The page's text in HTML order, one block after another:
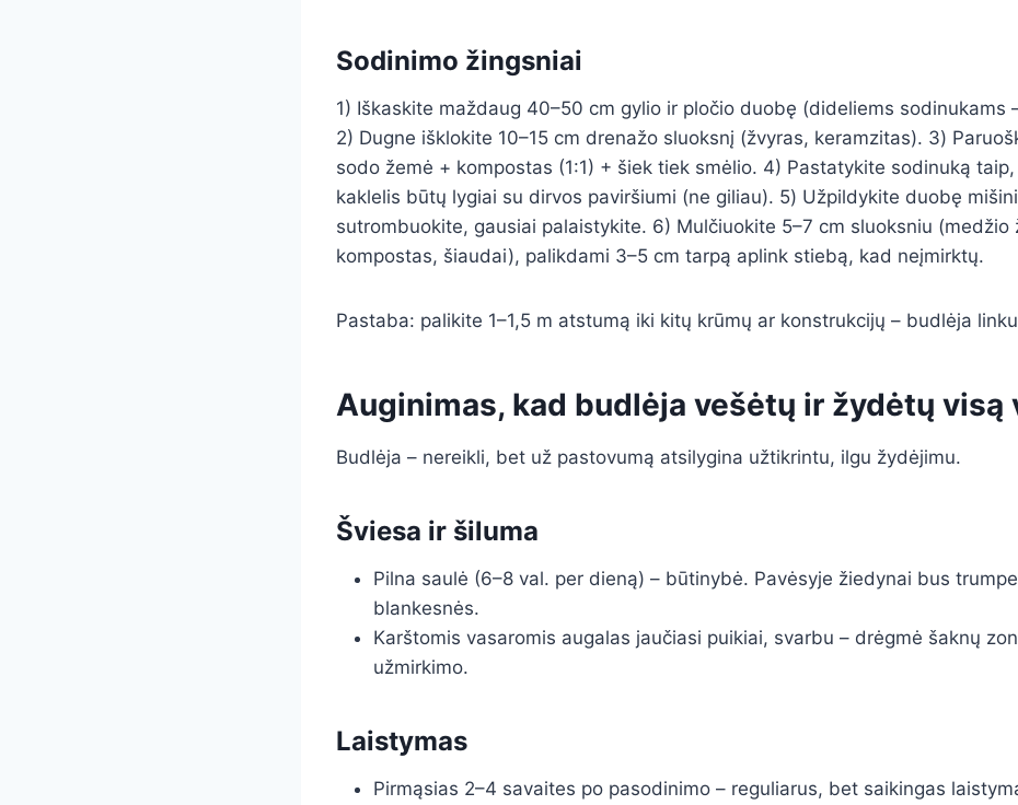
Sodinimo žingsniai
1) Iškaskite maždaug 40–50 cm gylio ir pločio duobę (dideliems sodinukams
2) Dugne išklokite 10–15 cm drenažo sluoksnį (žvyras, keramzitas). 3)
sodo žemė + kompostas (1:1) + šiek tiek smėlio. 4) Pastatykite sodinuką
kaklelis būtų lygiai su dirvos paviršiumi (ne giliau). 5) Užpildykite duobę
sutrombuokite, gausiai palaistykite. 6) Mulčiuokite 5–7 cm sluoksniu (medžio
kompostas, šiaudai), palikdami 3–5 cm tarpą aplink stiebą, kad neįmirktų.
Pastaba: palikite 1–1,5 m atstumą iki kitų krūmų ar konstrukcijų – budlėja
Auginimas, kad budlėja vešėtų ir žydėtų visą
Budlėja – nereikli, bet už pastovumą atsilygina užtikrintu, ilgu žydėjimu.
Šviesa ir šiluma
Pilna saulė (6–8 val. per dieną) – būtinybė. Pavėsyje žiedynai bus
blankesnės.
Karštomis vasaromis augalas jaučiasi puikiai, svarbu – drėgmė šaknų
užmirkimo.
Laistymas
Pirmąsias 2–4 savaites po pasodinimo – reguliarus, bet saikingas